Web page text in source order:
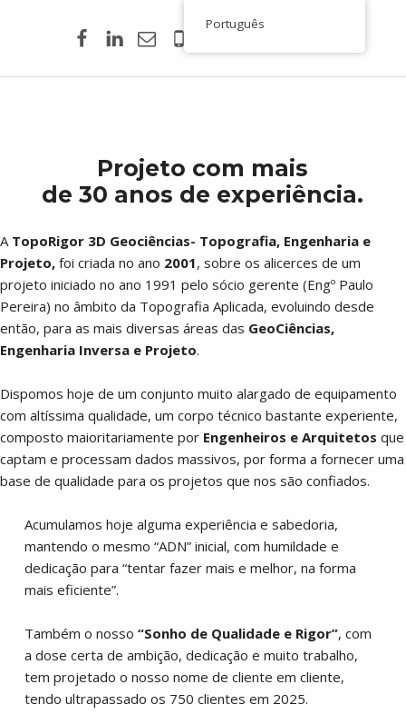
00351 938 354 756
Q
m
o
m
o
s
Projeto com mais
de 30 anos de experiência.
A TopoRigor 3D Geociências- Topografia, Engenharia e
Projeto, foi criada no ano 2001, sobre os alicerces de um
projeto iniciado no ano 1991 pelo sócio gerente (Engº Paulo
Pereira) no âmbito da Topografia Aplicada, evoluindo desde
então, para as mais diversas áreas das GeoCiências,
Engenharia Inversa e Projeto.
Dispomos hoje de um conjunto muito alargado de equipamento
com altíssima qualidade, um corpo técnico bastante experiente,
composto maioritariamente por Engenheiros e Arquitetos que
captam e processam dados massivos, por forma a fornecer uma
base de qualidade para os projetos que nos são confiados.
Acumulamos hoje alguma experiência e sabedoria,
mantendo o mesmo “ADN” inicial, com humildade e
dedicação para “tentar fazer mais e melhor, na forma
mais eficiente”.
Também o nosso “Sonho de Qualidade e Rigor”, com
a dose certa de ambição, dedicação e muito trabalho,
tem projetado o nosso nome de cliente em cliente,
tendo ultrapassado os 750 clientes em 2025.
Português